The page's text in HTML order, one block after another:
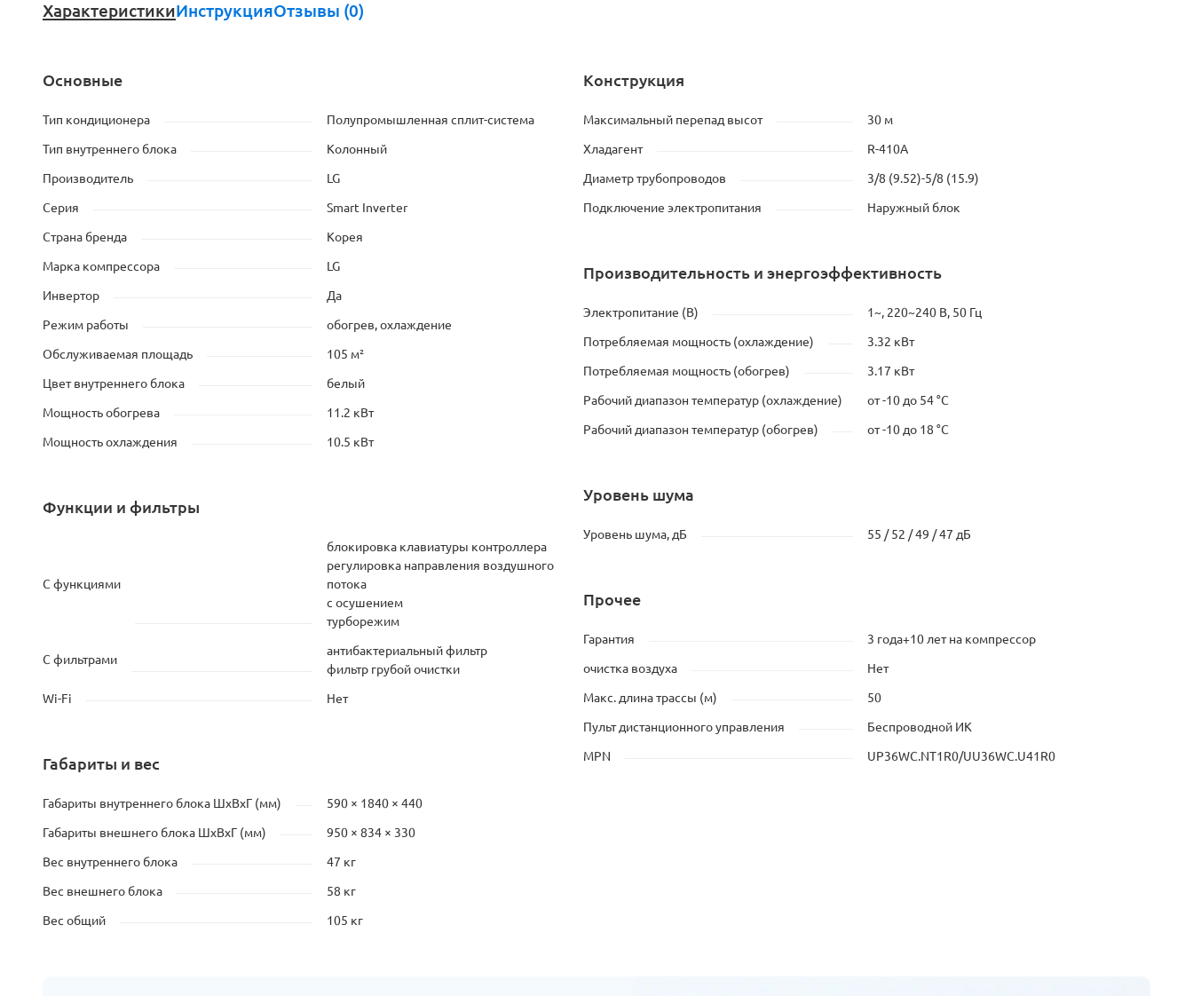
ХарактеристикиИнструкцияОтзывы (0)
Основные
Тип кондиционера Полупромышленная сплит-система
Тип внутреннего блока Колонный
Производитель LG
Серия Smart Inverter
Страна бренда Корея
Марка компрессора LG
Инвертор Да
Режим работы обогрев, охлаждение
Обслуживаемая площадь 105 м²
Цвет внутреннего блока белый
Мощность обогрева 11.2 кВт
Мощность охлаждения 10.5 кВт
Функции и фильтры
С функциями
блокировка клавиатуры контроллера
регулировка направления воздушного
потока
с осушением
турборежим
С фильтрами
антибактериальный фильтр
фильтр грубой очистки
Wi-Fi Нет
Габариты и вес
Габариты внутреннего блока ШхВхГ (мм) 590 × 1840 × 440
Габариты внешнего блока ШхВхГ (мм) 950 × 834 × 330
Вес внутреннего блока 47 кг
Вес внешнего блока 58 кг
Вес общий 105 кг
Конструкция
Максимальный перепад высот 30 м
Хладагент R-410A
Диаметр трубопроводов 3/8 (9.52)-5/8 (15.9)
Подключение электропитания Наружный блок
Производительность и энергоэффективность
Электропитание (В) 1~, 220~240 В, 50 Гц
Потребляемая мощность (охлаждение) 3.32 кВт
Потребляемая мощность (обогрев) 3.17 кВт
Рабочий диапазон температур (охлаждение) от -10 до 54 °C
Рабочий диапазон температур (обогрев) от -10 до 18 °C
Уровень шума
Уровень шума, дБ 55 / 52 / 49 / 47 дБ
Прочее
Гарантия 3 года+10 лет на компрессор
очистка воздуха Нет
Макс. длина трассы (м) 50
Пульт дистанционного управления Беспроводной ИК
MPN UP36WC.NT1R0/UU36WC.U41R0